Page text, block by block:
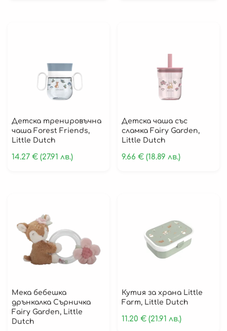
Детска тренировъчна
чаша Forest Friends,
Little Dutch
14.27 € (27.91 лв.)
Детска чаша със
сламка Fairy Garden,
Little Dutch
9.66€ (18.89 лв.)
Мека бебешка
дрънкалка Сърничка
Fairy Garden, Little
Dutch
Кутия за храна Little
Farm, Little Dutch
11.20€ (21.91 лв.)